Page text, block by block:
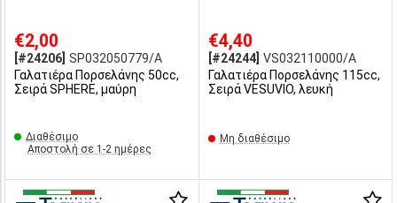
€2,00
[#24206] SP032050779/A
Γαλατιέρα Πορσελάνης 50cc,
Σειρά SPHERE, μαύρη
Διαθέσιμο
Αποστολή σε 1-2 ημέρες
€4,40
[#24244] VS032110000/A
Γαλατιέρα Πορσελάνης 115cc,
Σειρά VESUVIO, λευκή
Μη διαθέσιμο